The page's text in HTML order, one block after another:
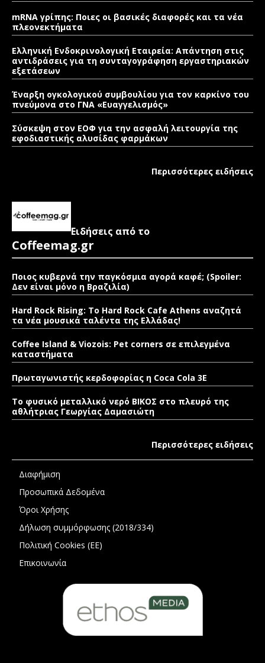
mRNA γρίπης: Ποιες οι βασικές διαφορές και τα νέα
πλεονεκτήματα
Ελληνική Ενδοκρινολογική Εταιρεία: Απάντηση στις
αντιδράσεις για τη συνταγογράφηση εργαστηριακών
εξετάσεων
Έναρξη ογκολογικού συμβουλίου για τον καρκίνο του
πνεύμονα στο ΓΝΑ «Ευαγγελισμός»
Σύσκεψη στον ΕΟΦ για την ασφαλή λειτουργία της
εφοδιαστικής αλυσίδας φαρμάκων
Περισσότερες ειδήσεις
Ειδήσεις από το
Coffeemag.gr
Ποιος κυβερνά την παγκόσμια αγορά καφέ; (Spoiler:
Δεν είναι μόνο η Βραζιλία)
Hard Rock Rising: Το Hard Rock Cafe Athens αναζητά
τα νέα μουσικά ταλέντα της Ελλάδας!
Coffee Island & Viozois: Pet corners σε επιλεγμένα
καταστήματα
Πρωταγωνιστής κερδοφορίας η Coca Cola 3E
Το φυσικό μεταλλικό νερό ΒΙΚΟΣ στο πλευρό της
αθλήτριας Γεωργίας Δαμασιώτη
Περισσότερες ειδήσεις
Διαφήμιση
Προσωπικά Δεδομένα
Όροι Χρήσης
Δήλωση συμμόρφωσης (2018/334)
Πολιτική Cookies (ΕΕ)
Επικοινωνία